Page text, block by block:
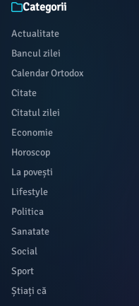
Categorii
Actualitate
Bancul zilei
Calendar Ortodox
Citate
Citatul zilei
Economie
Horoscop
La povești
Lifestyle
Politica
Sanatate
Social
Sport
Știați că